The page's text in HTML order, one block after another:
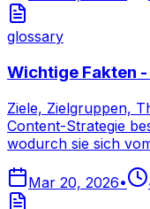
glossary
Wichtige Fakten
Ziele, Zielgruppen,
Content-Strategie
wodurch sie sich
Mar 20, 2026•